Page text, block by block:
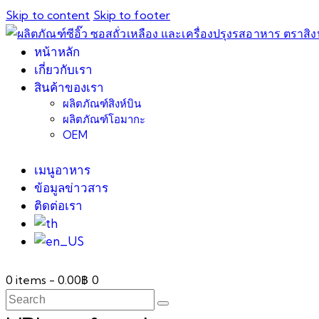
Skip to content Skip to footer
หน้าหลัก
เกี่ยวกับเรา
สินค้าของเรา
ผลิตภัณฑ์สิงห์บิน
ผลิตภัณฑ์โอมากะ
OEM
เมนูอาหาร
ข้อมูลข่าวสาร
ติดต่อเรา
0 items -0.00฿ 0